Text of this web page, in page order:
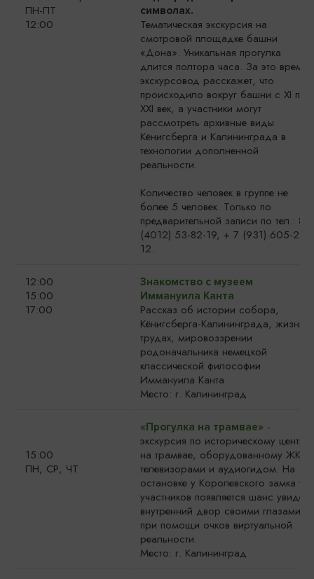
ПН-ПТ
12:00
символах.
Тематическая экскурсия на
смотровой площадке башни
«Дона». Уникальная прогулка
длится полтора часа. За это время
экскурсовод расскажет, что
происходило вокруг башни с XI по
XXI век, а участники могут
рассмотреть архивные виды
Кёнигсберга и Калининграда в
технологии дополненной
реальности.
Количество человек в группе не
более 5 человек. Только по
предварительной записи по тел.: 8
(4012) 53-82-19, + 7 (931) 605-22-
12.
12:00
15:00
17:00
Знакомство с музеем
Иммануила Канта
Рассказ об истории собора,
Кёнигсберга-Калининграда, жизни,
трудах, мировоззрении
родоначальника немецкой
классической философии
Иммануила Канта.
Место: г. Калининград
15:00
ПН, СР, ЧТ
«Прогулка на трамвае» -
экскурсия по историческому центру
на трамвае, оборудованному ЖК-
телевизорами и аудиогидом. На
остановке у Королевского замка у
участников появляется шанс увидеть
внутренний двор своими глазами
при помощи очков виртуальной
реальности.
Место: г. Калининград